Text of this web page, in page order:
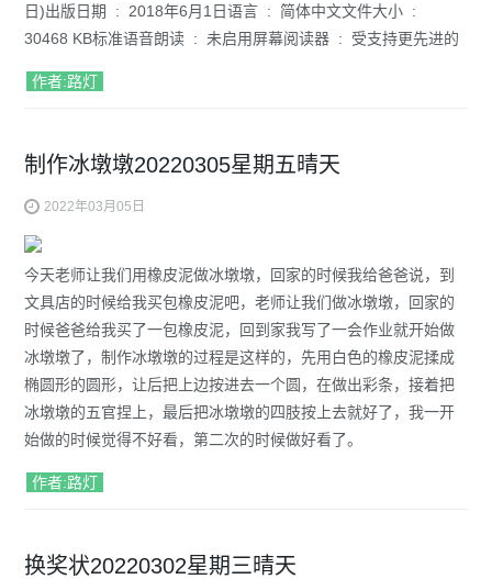
日)出版日期 ‏ : ‎ 2018年6月1日语言 ‏ : ‎ 简体中文文件大小 ‏ : ‎
30468 KB标准语音朗读 ‏ : ‎ 未启用屏幕阅读器 ‏ : ‎ 受支持更先进的
作者:路灯
制作冰墩墩20220305星期五晴天
2022年03月05日
今天老师让我们用橡皮泥做冰墩墩，回家的时候我给爸爸说，到
文具店的时候给我买包橡皮泥吧，老师让我们做冰墩墩，回家的
时候爸爸给我买了一包橡皮泥，回到家我写了一会作业就开始做
冰墩墩了，制作冰墩墩的过程是这样的，先用白色的橡皮泥揉成
椭圆形的圆形，让后把上边按进去一个圆，在做出彩条，接着把
冰墩墩的五官捏上，最后把冰墩墩的四肢按上去就好了，我一开
始做的时候觉得不好看，第二次的时候做好看了。
作者:路灯
换奖状20220302星期三晴天